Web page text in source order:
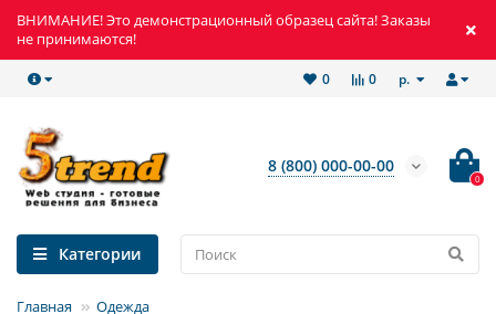
ВНИМАНИЕ! Это демонстрационный образец сайта! Заказы
не принимаются!
р.
0
0
8 (800) 000-00-00
0
Категории
Главная Одежда